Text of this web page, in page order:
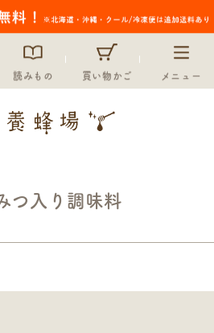
読みもの 買い物かご メニュー
つ入り調味料